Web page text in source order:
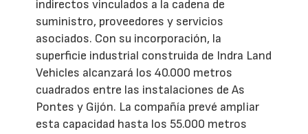
indirectos vinculados a la cadena de
suministro, proveedores y servicios
asociados. Con su incorporación, la
superficie industrial construida de Indra Land
Vehicles alcanzará los 40.000 metros
cuadrados entre las instalaciones de As
Pontes y Gijón. La compañía prevé ampliar
esta capacidad hasta los 55.000 metros